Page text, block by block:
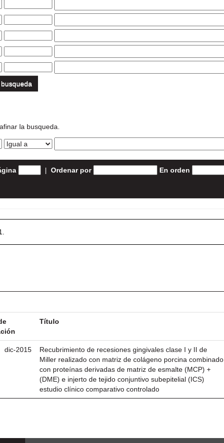
la busqueda.
| Ordenar por En orden
Título
dic-2015
Recubrimiento de recesiones gingivales clase I y II de
Miller realizado con matriz de colágeno porcina combinado
con proteínas derivadas de matriz de esmalte (MCP) +
(DME) e injerto de tejido conjuntivo subepitelial (ICS)
estudio clínico comparativo controlado